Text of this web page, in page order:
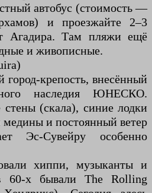
автобус (стоимость —
и проезжайте 2–3
Агадира. Там пляжи ещё
и живописные.
крепость, внесённый
наследия ЮНЕСКО.
(скала), синие лодки
медины и постоянный ветер
Эс-Сувейру особенно
хиппи, музыканты и
60-х бывали The Rolling